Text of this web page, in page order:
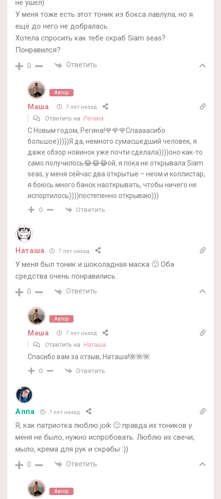
не ушёл)
У меня тоже есть этот тоник из бокса лавлула, но я
ещё до него не добралась.
Хотела спросить как тебе скраб Siam seas?
Понравился?
0 Ответить
Автор
Маша 7 лет назад
Ответить на Регина
С Новым годом, Регина!🌹🌹🌹Спаааасибо
большое)))))Я да, немного сумасшедший человек, я
даже обзор новинок уже почти сделала))))оно как-то
само получилось😂😂😂ой, я пока не открывала Siam
seas, у меня сейчас два открытые – неом и коллистар,
я боюсь много банок наоткрывать, чтобы ничего не
испортилось))))постепенно открываю)))
0 Ответить
Наташа 7 лет назад
У меня был тоник и шоколадная маска 🙂 Оба
средства очень понравились.
0 Ответить
Автор
Маша 7 лет назад
Ответить на Наташа
Спасибо вам за отзыв, Наташа!🌺🌺🌺
0 Ответить
Anna 7 лет назад
Я, как патриотка люблю joik 🙂 правда их тоников у
меня не было, нужно испробовать. Люблю их свечи,
мыло, крема для рук и скрабы :))
0 Ответить
Автор